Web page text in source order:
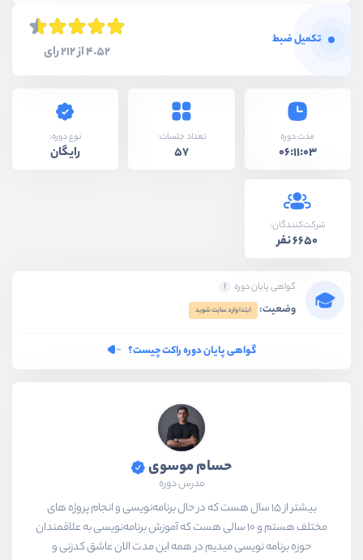
تکمیل ضبط
4.52 از 212 رای
مدت دوره
06:11:03
تعداد جلسات:
57
نوع دوره:
رایگان
شرکت‌کنندگان:
6650 نفر
گواهی پایان دوره
وضعیت: ابتدا وارد سایت شوید
گواهی پایان دوره راکت چیست؟
حسام موسوی
مدرس دوره
بیشتر از ۱۵ سال هست که در حال برنامه‌نویسی و انجام پروژه های
مختلف هستم و ۱۰ سالی هست که آموزش برنامه‌نویسی به علاقمندان
حوزه برنامه نویسی میدیم در همه این مدت الان عاشق کدزنی و